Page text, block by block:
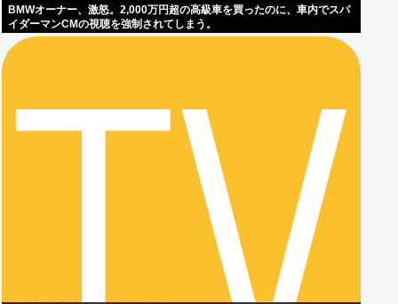
BMWオーナー、激怒。2,000万円超の高級車を買ったのに、車内でスパ
イダーマンCMの視聴を強制されてしまう。